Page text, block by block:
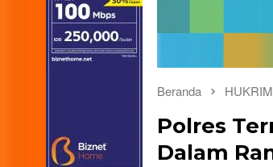
Beranda HUKRIM
Polres
Dalam